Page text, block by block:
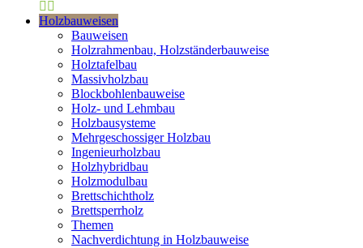
Holzbauweisen
Bauweisen
Holzrahmenbau, Holzständerbauweise
Holztafelbau
Massivholzbau
Blockbohlenbauweise
Holz- und Lehmbau
Holzbausysteme
Mehrgeschossiger Holzbau
Ingenieurholzbau
Holzhybridbau
Holzmodulbau
Brettschichtholz
Brettsperrholz
Themen
Nachverdichtung in Holzbauweise